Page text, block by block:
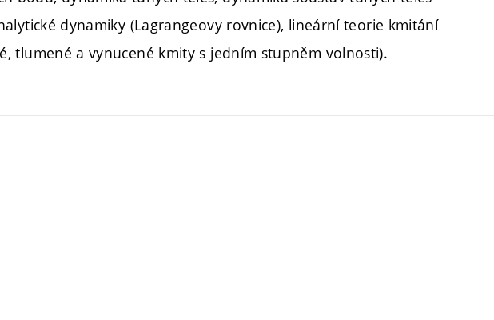
dynamiky (Lagrangeovy rovnice), lineární teorie kmitání
tlumené a vynucené kmity s jedním stupněm volnosti).